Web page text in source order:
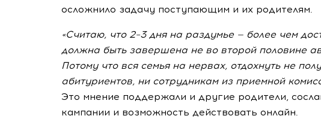
осложнило задачу поступающим и их родителям.
«Считаю, что 2–3 дня на раздумье — более чем
должна быть завершена не во второй половине
Потому что вся семья на нервах, отдохнуть не
абитуриентов, ни сотрудникам из приемной
Это мнение поддержали и другие родители,
кампании и возможность действовать онлайн.